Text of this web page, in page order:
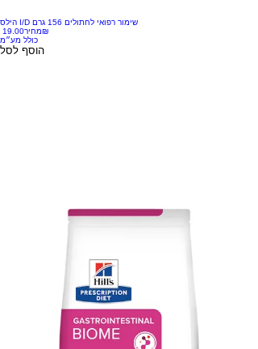
הילס I/D שימור רפואי לחתולים 156 גרם
מחיר‏19.00 ‏₪
כולל מע״מ
הוסף לסל